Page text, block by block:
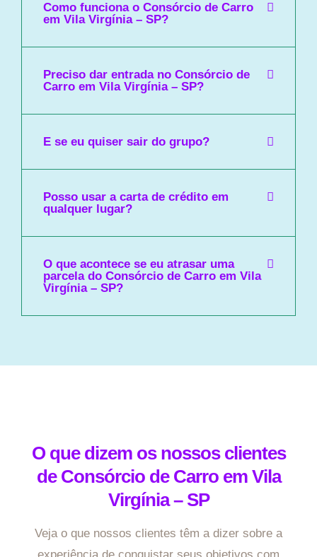
Como funciona o Consórcio de Carro
em Vila Virgínia – SP?
Preciso dar entrada no Consórcio de
Carro em Vila Virgínia – SP?
E se eu quiser sair do grupo?
Posso usar a carta de crédito em
qualquer lugar?
O que acontece se eu atrasar uma
parcela do Consórcio de Carro em Vila
Virgínia – SP?
O que dizem os nossos clientes
de Consórcio de Carro em Vila
Virgínia – SP
Veja o que nossos clientes têm a dizer sobre a